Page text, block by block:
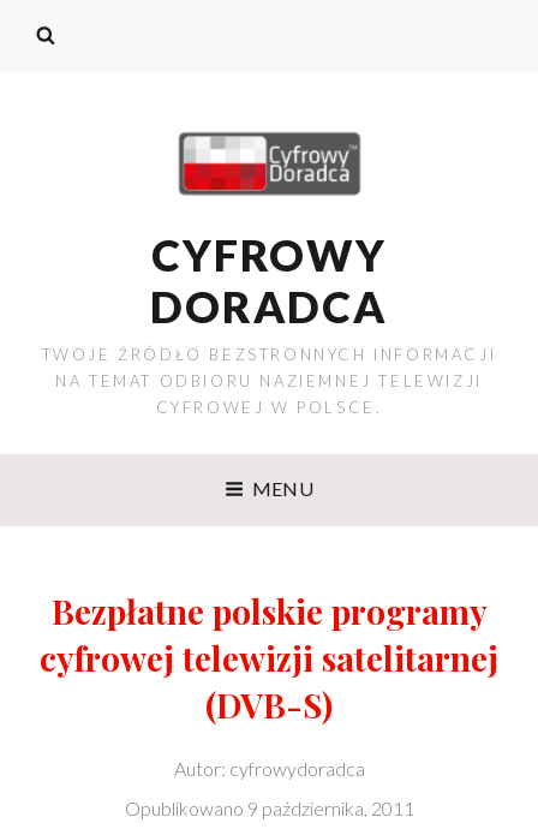
CYFROWY
DORADCA
TWOJE ŹRÓDŁO BEZSTRONNYCH INFORMACJI
NA TEMAT ODBIORU NAZIEMNEJ TELEWIZJI
CYFROWEJ W POLSCE.
MENU
Bezpłatne polskie programy
cyfrowej telewizji satelitarnej
(DVB-S)
Autor: cyfrowydoradca
Opublikowano 9 października, 2011